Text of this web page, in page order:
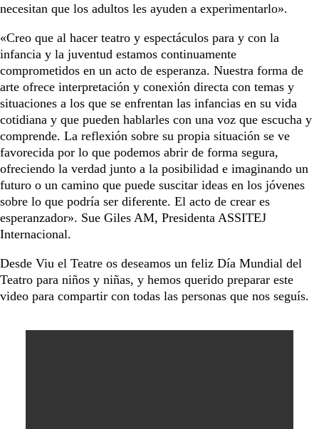
necesitan que los adultos les ayuden a experimentarlo».
«Creo que al hacer teatro y espectáculos para y con la
infancia y la juventud estamos continuamente
comprometidos en un acto de esperanza. Nuestra forma de
arte ofrece interpretación y conexión directa con temas y
situaciones a los que se enfrentan las infancias en su vida
cotidiana y que pueden hablarles con una voz que escucha y
comprende. La reflexión sobre su propia situación se ve
favorecida por lo que podemos abrir de forma segura,
ofreciendo la verdad junto a la posibilidad e imaginando un
futuro o un camino que puede suscitar ideas en los jóvenes
sobre lo que podría ser diferente. El acto de crear es
esperanzador». Sue Giles AM, Presidenta ASSITEJ
Internacional.
Desde Viu el Teatre os deseamos un feliz Día Mundial del
Teatro para niños y niñas, y hemos querido preparar este
video para compartir con todas las personas que nos seguís.